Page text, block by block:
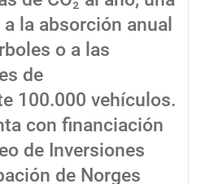
la absorción anual
o a las
de
100.000 vehículos.
con financiación
de Inversiones
de Norges